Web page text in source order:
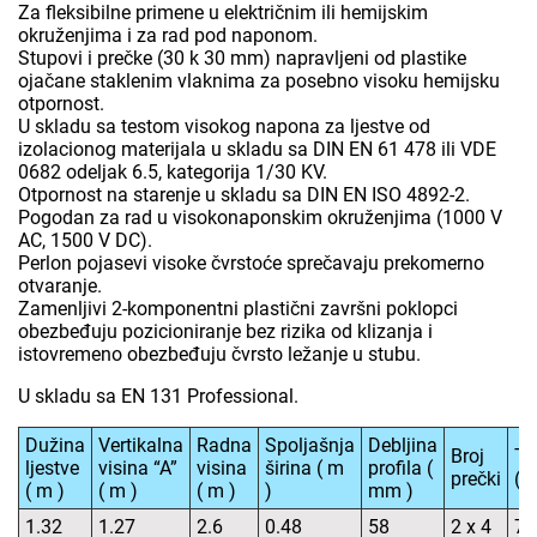
Za fleksibilne primene u električnim ili hemijskim
okruženjima i za rad pod naponom.
Stupovi i prečke (30 k 30 mm) napravljeni od plastike
ojačane staklenim vlaknima za posebno visoku hemijsku
otpornost.
U skladu sa testom visokog napona za ljestve od
izolacionog materijala u skladu sa DIN EN 61 478 ili VDE
0682 odeljak 6.5, kategorija 1/30 KV.
Otpornost na starenje u skladu sa DIN EN ISO 4892-2.
Pogodan za rad u visokonaponskim okruženjima (1000 V
AC, 1500 V DC).
Perlon pojasevi visoke čvrstoće sprečavaju prekomerno
otvaranje.
Zamenljivi 2-komponentni plastični završni poklopci
obezbeđuju pozicioniranje bez rizika od klizanja i
istovremeno obezbeđuju čvrsto ležanje u stubu.
U skladu sa EN 131 Professional.
Dužina
ljestve
( m )
Vertikalna
visina “A”
( m )
Radna
visina
( m )
Spoljašnja
širina ( m
)
Debljina
profila (
mm )
Broj
prečki
(
1.32 1.27 2.6 0.48 58 2 x 4